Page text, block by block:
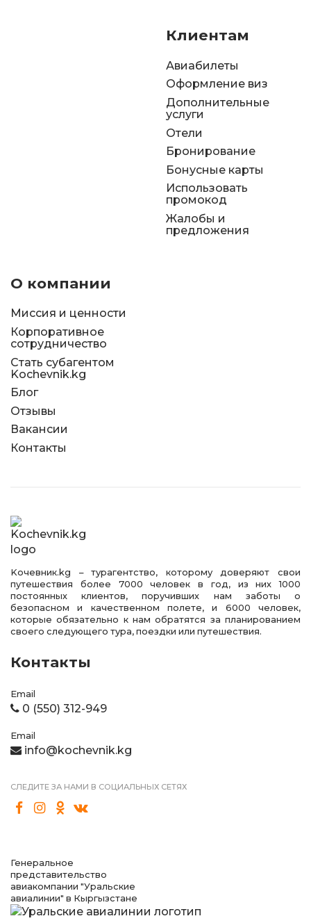
Клиентам
Авиабилеты
Оформление виз
Дополнительные
услуги
Отели
Бронирование
Бонусные карты
Использовать
промокод
Жалобы и
предложения
О компании
Миссия и ценности
Корпоративное
сотрудничество
Стать субагентом
Kochevnik.kg
Блог
Отзывы
Вакансии
Контакты
Kочевник.kg – турагентство, которому доверяют свои
путешествия более 7000 человек в год, из них 1000
постоянных клиентов, поручивших нам заботы о
безопасном и качественном полете, и 6000 человек,
которые обязательно к нам обратятся за планированием
своего следующего тура, поездки или путешествия.
Контакты
Email
0 (550) 312-949
Email
info@kochevnik.kg
СЛЕДИТЕ ЗА НАМИ В СОЦИАЛЬНЫХ СЕТЯХ
Генеральное
представительство
авиакомпании "Уральские
авиалинии" в Кыргызстане